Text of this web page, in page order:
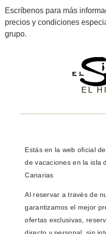
Escríbenos para más
precios y condiciones
grupo.
EL
Estás en la web oficial
de vacaciones en la isla
Canarias
Al reservar a través de
garantizamos el mejor
ofertas exclusivas,